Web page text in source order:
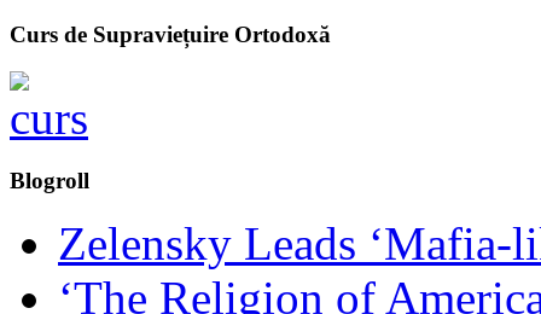
Curs de Supraviețuire Ortodoxă
Blogroll
Zelensky Leads ‘Mafia-
‘The Religion of